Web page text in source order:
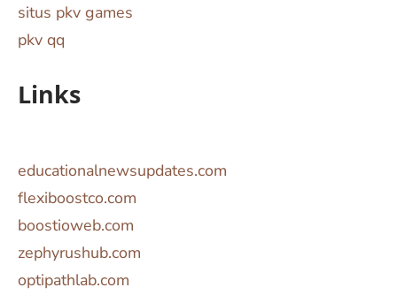
situs pkv games
pkv qq
Links
educationalnewsupdates.com
flexiboostco.com
boostioweb.com
zephyrushub.com
optipathlab.com